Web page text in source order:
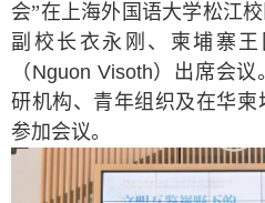
会”在上海外国语大学松江
副校长衣永刚、柬埔寨
（ Nguon Visoth）出席会议
研机构、青年组织及在华柬
参加会议。